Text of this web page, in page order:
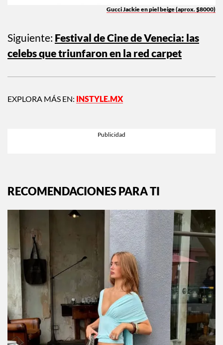
Gucci Jackie en piel beige (aprox. $8000)
Siguiente: Festival de Cine de Venecia: las
celebs que triunfaron en la red carpet
EXPLORA MÁS EN: INSTYLE.MX
RECOMENDACIONES PARA TI